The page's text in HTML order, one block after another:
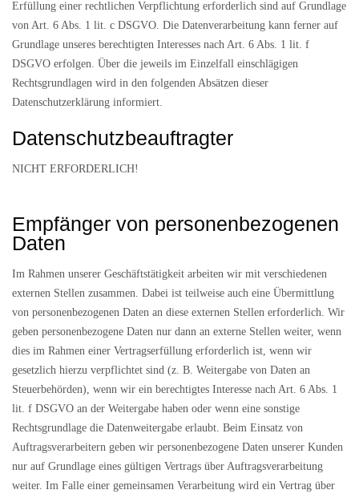
Erfüllung einer rechtlichen Verpflichtung erforderlich sind auf Grundlage
von Art. 6 Abs. 1 lit. c DSGVO. Die Datenverarbeitung kann ferner auf
Grundlage unseres berechtigten Interesses nach Art. 6 Abs. 1 lit. f
DSGVO erfolgen. Über die jeweils im Einzelfall einschlägigen
Rechtsgrundlagen wird in den folgenden Absätzen dieser
Datenschutzerklärung informiert.
Datenschutz­beauftragter
NICHT ERFORDERLICH!
Empfänger von personenbezogenen
Daten
Im Rahmen unserer Geschäftstätigkeit arbeiten wir mit verschiedenen
externen Stellen zusammen. Dabei ist teilweise auch eine Übermittlung
von personenbezogenen Daten an diese externen Stellen erforderlich. Wir
geben personenbezogene Daten nur dann an externe Stellen weiter, wenn
dies im Rahmen einer Vertragserfüllung erforderlich ist, wenn wir
gesetzlich hierzu verpflichtet sind (z. B. Weitergabe von Daten an
Steuerbehörden), wenn wir ein berechtigtes Interesse nach Art. 6 Abs. 1
lit. f DSGVO an der Weitergabe haben oder wenn eine sonstige
Rechtsgrundlage die Datenweitergabe erlaubt. Beim Einsatz von
Auftragsverarbeitern geben wir personenbezogene Daten unserer Kunden
nur auf Grundlage eines gültigen Vertrags über Auftragsverarbeitung
weiter. Im Falle einer gemeinsamen Verarbeitung wird ein Vertrag über